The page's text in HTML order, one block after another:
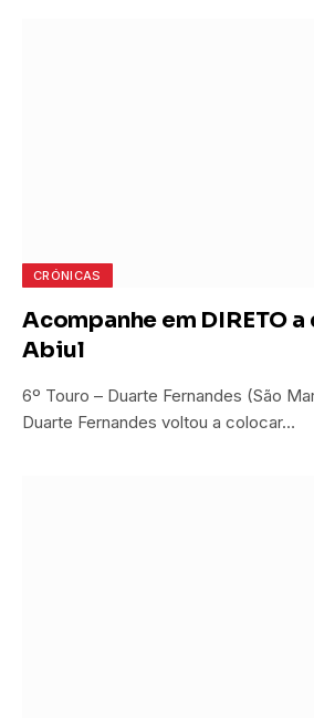
CRÓNICAS
Acompanhe em DIRETO
Abiul
6º Touro – Duarte Fernandes (São
Duarte Fernandes voltou a colocar…